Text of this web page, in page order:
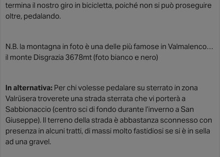
termina il nostro giro in bicicletta, poiché non si può proseguire
oltre, pedalando.
N.B. la montagna in foto è una delle più famose in Valmalenco…
il monte Disgrazia 3678mt (foto bianco e nero)
In alternativa: Per chi volesse pedalare su sterrato in zona
Valrüsera troverete una strada sterrata che vi porterà a
Sabbionaccio (centro sci di fondo durante l’inverno a San
Giuseppe). Il terreno della strada è abbastanza sconnesso con
presenza in alcuni tratti, di massi molto fastidiosi se si è in sella
ad una gravel.